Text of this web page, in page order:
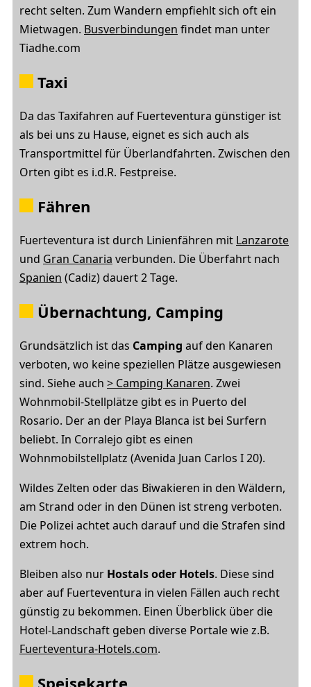
recht selten. Zum Wandern empfiehlt sich oft ein
Mietwagen. Busverbindungen findet man unter
Tiadhe.com
Taxi
Da das Taxifahren auf Fuerteventura günstiger ist
als bei uns zu Hause, eignet es sich auch als
Transportmittel für Überlandfahrten. Zwischen den
Orten gibt es i.d.R. Festpreise.
Fähren
Fuerteventura ist durch Linienfähren mit Lanzarote
und Gran Canaria verbunden. Die Überfahrt nach
Spanien (Cadiz) dauert 2 Tage.
Übernachtung, Camping
Grundsätzlich ist das Camping auf den Kanaren
verboten, wo keine speziellen Plätze ausgewiesen
sind. Siehe auch > Camping Kanaren. Zwei
Wohnmobil-Stellplätze gibt es in Puerto del
Rosario. Der an der Playa Blanca ist bei Surfern
beliebt. In Corralejo gibt es einen
Wohnmobilstellplatz (Avenida Juan Carlos I 20).
Wildes Zelten oder das Biwakieren in den Wäldern,
am Strand oder in den Dünen ist streng verboten.
Die Polizei achtet auch darauf und die Strafen sind
extrem hoch.
Bleiben also nur Hostals oder Hotels. Diese sind
aber auf Fuerteventura in vielen Fällen auch recht
günstig zu bekommen. Einen Überblick über die
Hotel-Landschaft geben diverse Portale wie z.B.
Fuerteventura-Hotels.com.
Speisekarte